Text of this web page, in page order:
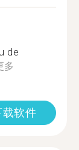
de
多
载软件